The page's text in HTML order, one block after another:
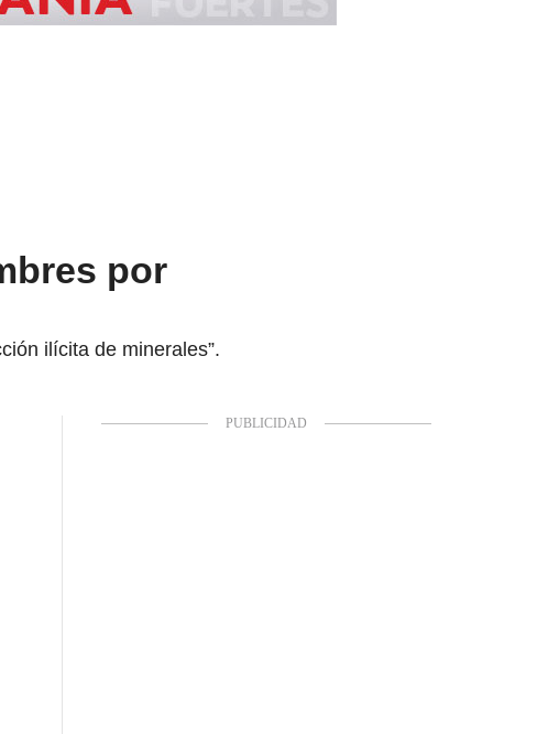
por
ilícita de minerales”.